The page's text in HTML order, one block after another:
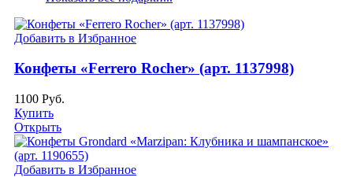
Добавить в Избранное
Конфеты «Ferrero Rocher» (арт. 1137998)
1100 Руб.
Купить
Открыть
Добавить в Избранное